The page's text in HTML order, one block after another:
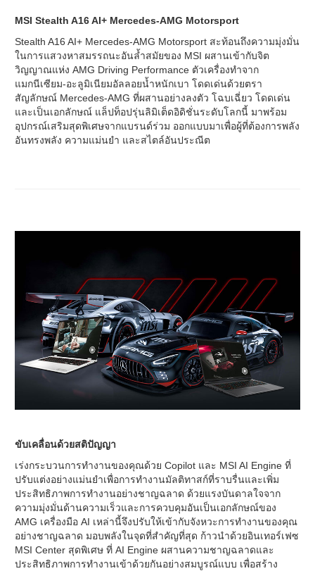
MSI Stealth A16 AI+ Mercedes-AMG Motorsport
Stealth A16 AI+ Mercedes-AMG Motorsport สะท้อนถึงความมุ่งมั่น
ในการแสวงหาสมรรถนะอันล้ำสมัยของ MSI ผสานเข้ากับจิต
วิญญาณแห่ง AMG Driving Performance ตัวเครื่องทำจาก
แมกนีเซียม-อะลูมิเนียมอัลลอยน้ำหนักเบา โดดเด่นด้วยตรา
สัญลักษณ์ Mercedes-AMG ที่ผสานอย่างลงตัว โฉบเฉี่ยว โดดเด่น
และเป็นเอกลักษณ์ แล็ปท็อปรุ่นลิมิเต็ดอิดิชั่นระดับโลกนี้ มาพร้อม
อุปกรณ์เสริมสุดพิเศษจากแบรนด์ร่วม ออกแบบมาเพื่อผู้ที่ต้องการพลัง
อันทรงพลัง ความแม่นยำ และสไตล์อันประณีต
ขับเคลื่อนด้วยสติปัญญา
เร่งกระบวนการทำงานของคุณด้วย Copilot และ MSI AI Engine ที่
ปรับแต่งอย่างแม่นยำเพื่อการทำงานมัลติทาสก์ที่ราบรื่นและเพิ่ม
ประสิทธิภาพการทำงานอย่างชาญฉลาด ด้วยแรงบันดาลใจจาก
ความมุ่งมั่นด้านความเร็วและการควบคุมอันเป็นเอกลักษณ์ของ
AMG เครื่องมือ AI เหล่านี้จึงปรับให้เข้ากับจังหวะการทำงานของคุณ
อย่างชาญฉลาด มอบพลังในจุดที่สำคัญที่สุด ก้าวนำด้วยอินเทอร์เฟซ
MSI Center สุดพิเศษ ที่ AI Engine ผสานความชาญฉลาดและ
ประสิทธิภาพการทำงานเข้าด้วยกันอย่างสมบูรณ์แบบ เพื่อสร้าง